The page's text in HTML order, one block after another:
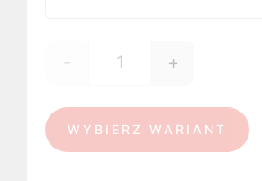
ilość BNCR lens - EF mount
- +
WYBIERZ WARIANT